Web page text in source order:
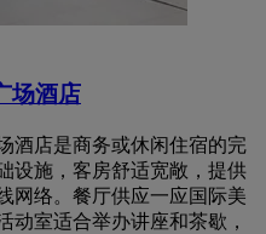
场酒店
酒店是商务或休闲住宿的完
设施，客房舒适宽敞，提供
网络。餐厅供应一应国际美
动室适合举办讲座和茶歇，